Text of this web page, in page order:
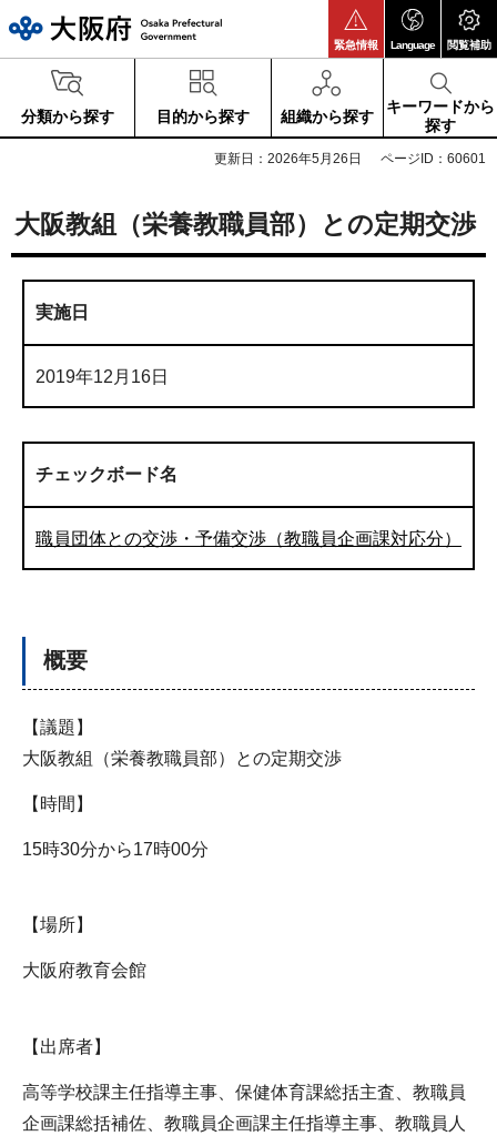
緊急情報 Language 閲覧補助
分類から探す 目的から探す 組織から探す
キーワードから
探す
更新日：2026年5月26日 ページID：60601
大阪教組（栄養教職員部）との定期交渉
実施日
2019年12月16日
チェックボード名
職員団体との交渉・予備交渉（教職員企画課対応分）
概要
【議題】
大阪教組（栄養教職員部）との定期交渉
【時間】
15時30分から17時00分
【場所】
大阪府教育会館
【出席者】
高等学校課主任指導主事、保健体育課総括主査、教職員
企画課総括補佐、教職員企画課主任指導主事、教職員人